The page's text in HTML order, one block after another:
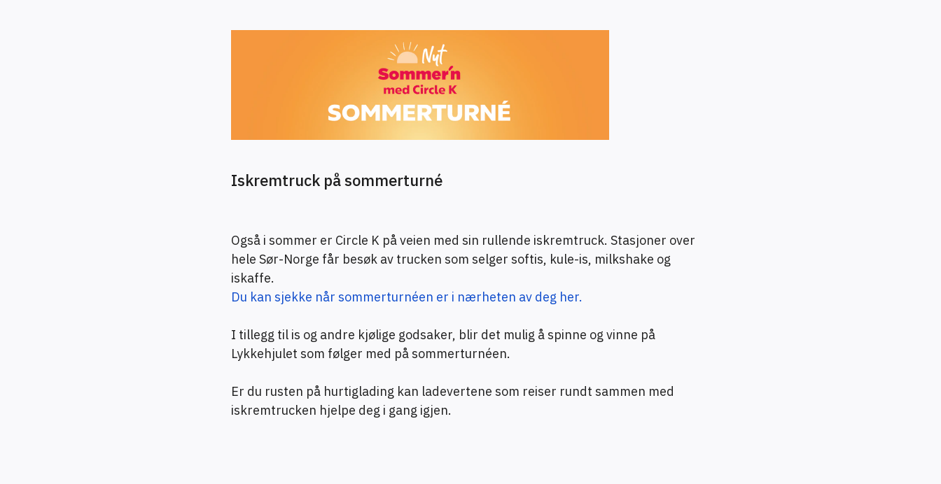
Iskremtruck på sommerturné
Også i sommer er Circle K på veien med sin rullende iskremtruck. Stasjoner over
hele Sør-Norge får besøk av trucken som selger softis, kule-is, milkshake og
iskaffe.
Du kan sjekke når sommerturnéen er i nærheten av deg her.
I tillegg til is og andre kjølige godsaker, blir det mulig å spinne og vinne på
Lykkehjulet som følger med på sommerturnéen.
Er du rusten på hurtiglading kan ladevertene som reiser rundt sammen med
iskremtrucken hjelpe deg i gang igjen.